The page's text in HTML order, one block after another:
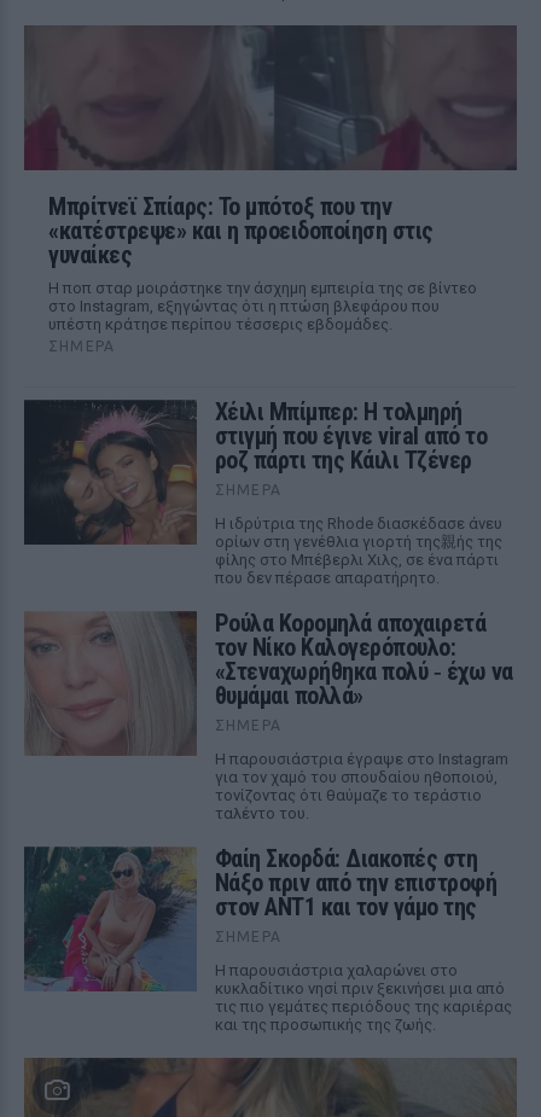
Μπρίτνεϊ Σπίαρς: Το μπότοξ που την
«κατέστρεψε» και η προειδοποίηση στις
γυναίκες
Η ποπ σταρ μοιράστηκε την άσχημη εμπειρία της σε βίντεο
στο Instagram, εξηγώντας ότι η πτώση βλεφάρου που
υπέστη κράτησε περίπου τέσσερις εβδομάδες.
ΣΉΜΕΡΑ
Χέιλι Μπίμπερ: Η τολμηρή
στιγμή που έγινε viral από το
ροζ πάρτι της Κάιλι Τζένερ
ΣΉΜΕΡΑ
Η ιδρύτρια της Rhode διασκέδασε άνευ
ορίων στη γενέθλια γιορτή της親ής της
φίλης στο Μπέβερλι Χιλς, σε ένα πάρτι
που δεν πέρασε απαρατήρητο.
Ρούλα Κορομηλά αποχαιρετά
τον Νίκο Καλογερόπουλο:
«Στεναχωρήθηκα πολύ ‑ έχω να
θυμάμαι πολλά»
ΣΉΜΕΡΑ
Η παρουσιάστρια έγραψε στο Instagram
για τον χαμό του σπουδαίου ηθοποιού,
τονίζοντας ότι θαύμαζε το τεράστιο
ταλέντο του.
Φαίη Σκορδά: Διακοπές στη
Νάξο πριν από την επιστροφή
στον ΑΝΤ1 και τον γάμο της
ΣΉΜΕΡΑ
Η παρουσιάστρια χαλαρώνει στο
κυκλαδίτικο νησί πριν ξεκινήσει μια από
τις πιο γεμάτες περιόδους της καριέρας
και της προσωπικής της ζωής.